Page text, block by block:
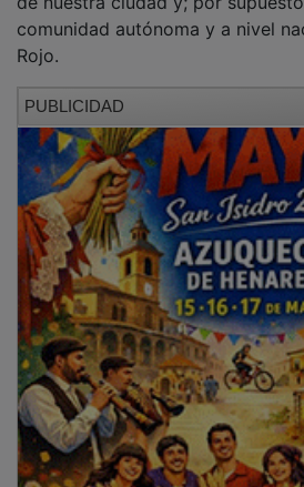
comunidad autónoma y a nivel
Rojo.